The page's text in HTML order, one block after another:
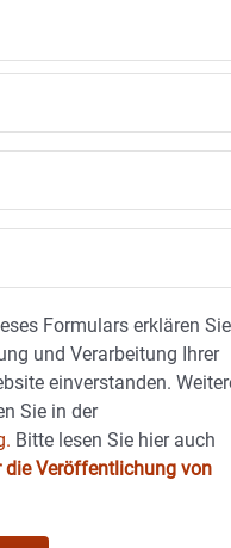
Formulars erklären Sie
und Verarbeitung Ihrer
einverstanden.
Sie in der
Bitte lesen Sie hier auch
Veröffentlichung von